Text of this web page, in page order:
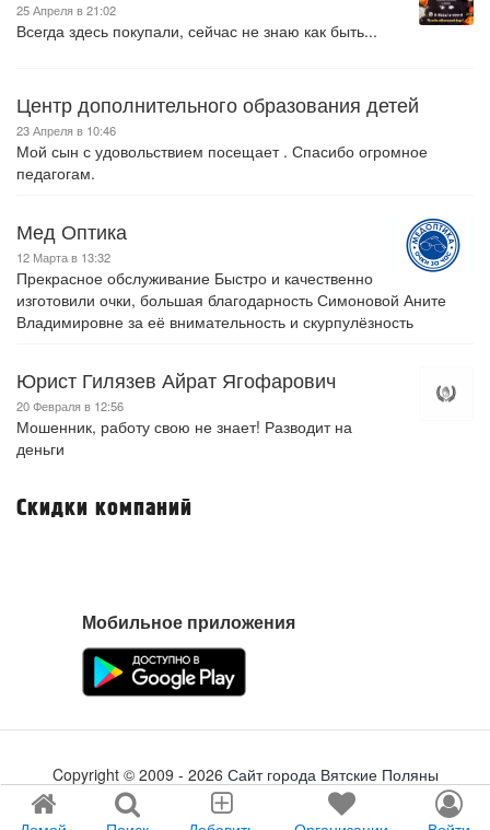
25 Апреля в 21:02
Всегда здесь покупали, сейчас не знаю как быть...
Центр дополнительного образования детей
23 Апреля в 10:46
Мой сын с удовольствием посещает . Спасибо огромное
педагогам.
Мед Оптика
12 Марта в 13:32
Прекрасное обслуживание Быстро и качественно
изготовили очки, большая благодарность Симоновой Аните
Владимировне за её внимательность и скурпулёзность
Юрист Гилязев Айрат Ягофарович
20 Февраля в 12:56
Мошенник, работу свою не знает! Разводит на
деньги
Скидки компаний
Мобильное приложения
Copyright © 2009 - 2026 Сайт города Вятские Поляны
Создание сайта
tabson.ru